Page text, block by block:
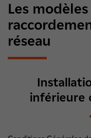
Les
réseau
inférieure